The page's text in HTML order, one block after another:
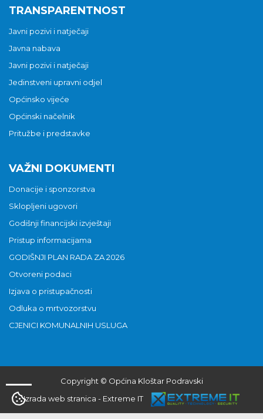
TRANSPARENTNOST
Javni pozivi i natječaji
Javna nabava
Javni pozivi i natječaji
Jedinstveni upravni odjel
Općinsko vijeće
Općinski načelnik
Pritužbe i predstavke
VAŽNI DOKUMENTI
Donacije i sponzorstva
Sklopljeni ugovori
Godišnji financijski izvještaji
Pristup informacijama
GODIŠNJI PLAN RADA ZA 2026
Otvoreni podaci
Izjava o pristupačnosti
Odluka o mrtvozorstvu
CJENICI KOMUNALNIH USLUGA
Copyright © Općina Kloštar Podravski
Izrada web stranica - Extreme IT